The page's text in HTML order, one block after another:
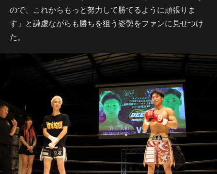
ので、これからもっと努力して勝てるように頑張りま
す」と謙虚ながらも勝ちを狙う姿勢をファンに見せつけ
た。